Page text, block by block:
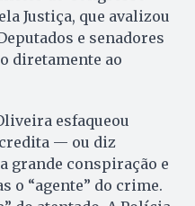
Justiça, que avalizou
e senadores
diretamente ao
esfaqueou
— ou diz
grande conspiração e
o “agente” do crime.